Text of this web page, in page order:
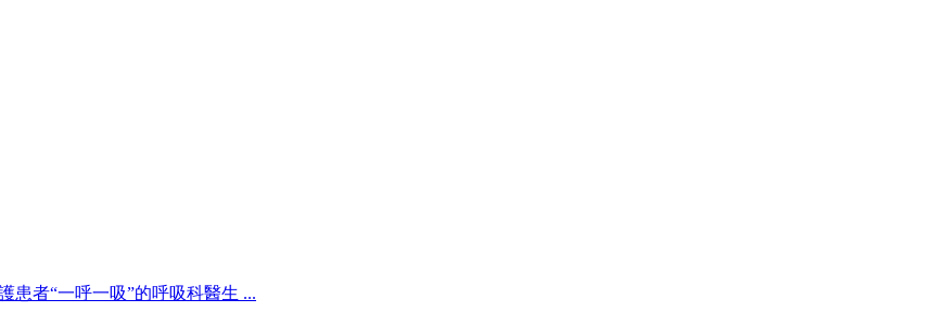
患者“一呼一吸”的呼吸科醫生 ...